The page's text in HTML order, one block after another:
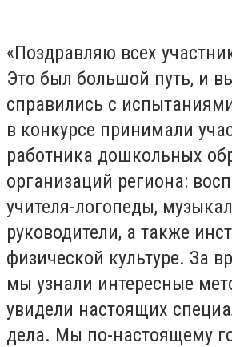
«Поздравляю всех
Это был большой путь, и
справились с
в конкурсе принимали
работника дошкольных
организаций региона:
учителя-логопеды,
руководители, а также
физической культуре. За
мы узнали интересные
увидели настоящих
дела. Мы по-настоящему